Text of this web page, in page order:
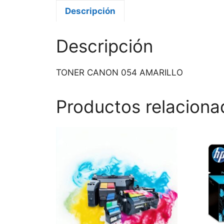
Descripción
Descripción
TONER CANON 054 AMARILLO
Productos